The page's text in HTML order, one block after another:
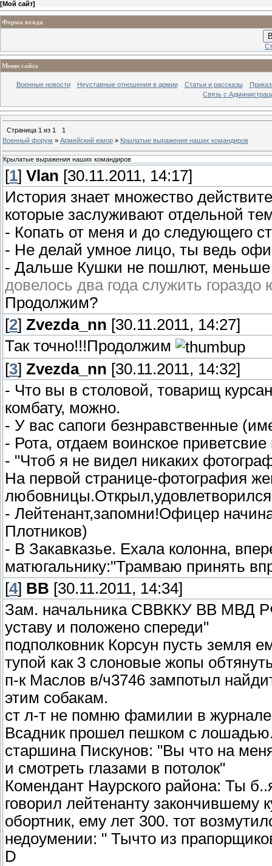
[Мой сайт]
Форма входа
Меню сайта
Военные новости Неуставные отношения в армии Статьи и рассказы
Связь с
Страница 1 из 1
1
Военный форум » Армейский юмор » Крылатые выражения наших командиров
Крылатые выражения наших командиров
[1] Vlan [30.11.2011, 14:17]
История знает множество
которые заслуживают отдельной
- Копать от меня и до следующего
- Не делай умное лицо, ты ведь
- Дальше Кушки не пошлют, меньше
довелось два года служить
Продолжим?
[2] Zvezda_nn [30.11.2011, 14:27]
Так точно!!!Продолжим
[3] Zvezda_nn [30.11.2011, 14:32]
- Что вы в столовой, товарищ
комбату, можно.
- У вас сапоги безнравственные
- Рота, отдаем воинское
- "Чтоб я не видел никаких
На первой странице-фотография
- Лейтенант,запомни!Офицер
Плотников)
- В Закавказье. Ехала колонна,
матюгальнику:"Трамваю принять
[4] ВВ [30.11.2011, 14:34]
Зам. начальника СВВККУ ВВ МВД
уставу и положено спереди"
подполковник Корсун пусть земля
тупой как 3 слоновые жопы
п-к Маслов в/ч3746 зампотыл
этим собакам.
ст л-т не помню фамилии в журнале
Всадник прошел пешком с
старшина Пискунов: "Вы что на
и смотреть глазами в потолок"
Комендант Наурского района: Ты
говорил лейтенанту
обортник, ему лет 300. тот
недоумении: " Тычто из
D